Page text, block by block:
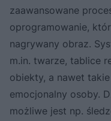
zaawansowane
oprogramowanie,
nagrywany obraz.
m.in. twarze, tablice
obiekty, a nawet
emocjonalny osoby.
możliwe jest np.